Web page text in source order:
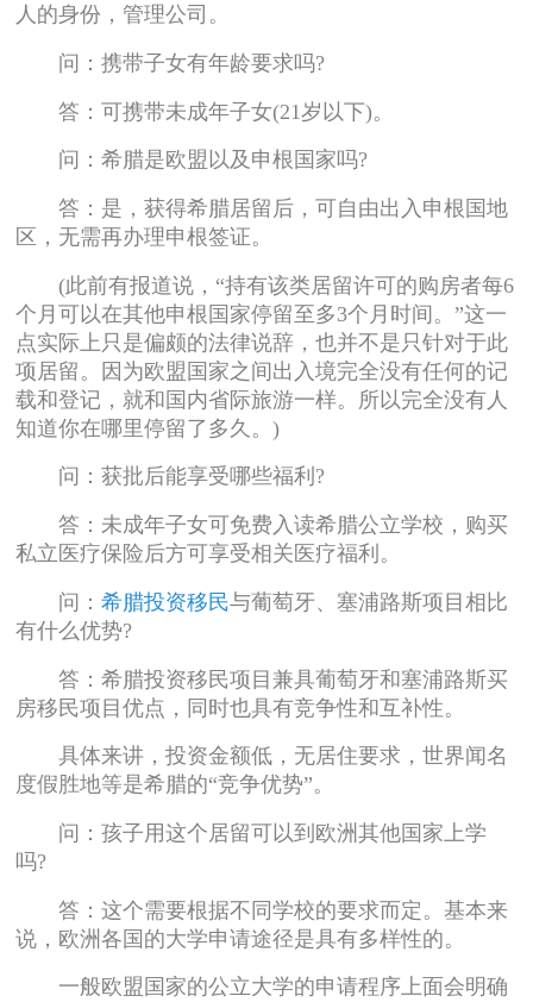
人的身份，管理公司。
问：携带子女有年龄要求吗?
答：可携带未成年子女(21岁以下)。
问：希腊是欧盟以及申根国家吗?
答：是，获得希腊居留后，可自由出入申根国地
区，无需再办理申根签证。
(此前有报道说，“持有该类居留许可的购房者每6
个月可以在其他申根国家停留至多3个月时间。”这一
点实际上只是偏颇的法律说辞，也并不是只针对于此
项居留。因为欧盟国家之间出入境完全没有任何的记
载和登记，就和国内省际旅游一样。所以完全没有人
知道你在哪里停留了多久。)
问：获批后能享受哪些福利?
答：未成年子女可免费入读希腊公立学校，购买
私立医疗保险后方可享受相关医疗福利。
问：希腊投资移民与葡萄牙、塞浦路斯项目相比
有什么优势?
答：希腊投资移民项目兼具葡萄牙和塞浦路斯买
房移民项目优点，同时也具有竞争性和互补性。
具体来讲，投资金额低，无居住要求，世界闻名
度假胜地等是希腊的“竞争优势”。
问：孩子用这个居留可以到欧洲其他国家上学
吗?
答：这个需要根据不同学校的要求而定。基本来
说，欧洲各国的大学申请途径是具有多样性的。
一般欧盟国家的公立大学的申请程序上面会明确